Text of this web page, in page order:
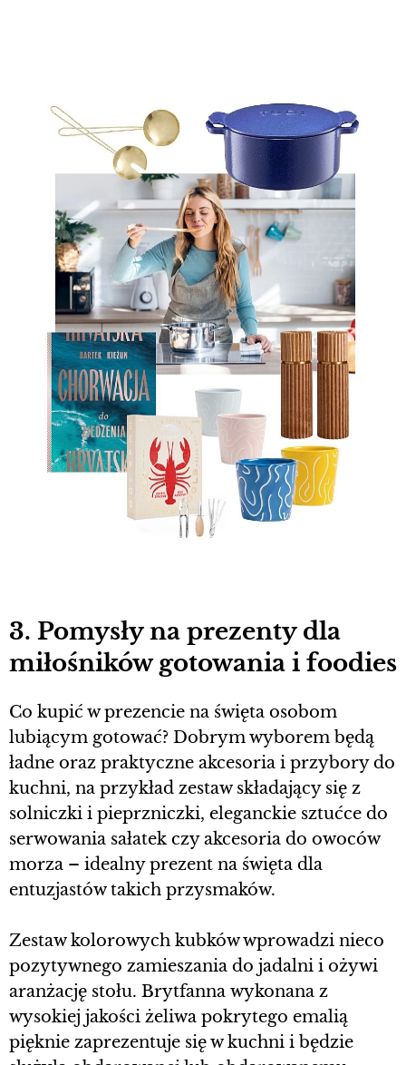
3. Pomysły na prezenty dla
miłośników gotowania i foodies
Co kupić w prezencie na święta osobom
lubiącym gotować? Dobrym wyborem będą
ładne oraz praktyczne akcesoria i przybory do
kuchni, na przykład zestaw składający się z
solniczki i pieprzniczki, eleganckie sztućce do
serwowania sałatek czy akcesoria do owoców
morza – idealny prezent na święta dla
entuzjastów takich przysmaków.
Zestaw kolorowych kubków wprowadzi nieco
pozytywnego zamieszania do jadalni i ożywi
aranżację stołu. Brytfanna wykonana z
wysokiej jakości żeliwa pokrytego emalią
pięknie zaprezentuje się w kuchni i będzie